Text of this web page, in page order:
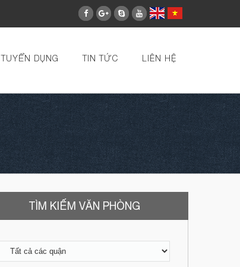
TUYỂN DỤNG TIN TỨC LIÊN HỆ
TÌM KIẾM VĂN PHÒNG